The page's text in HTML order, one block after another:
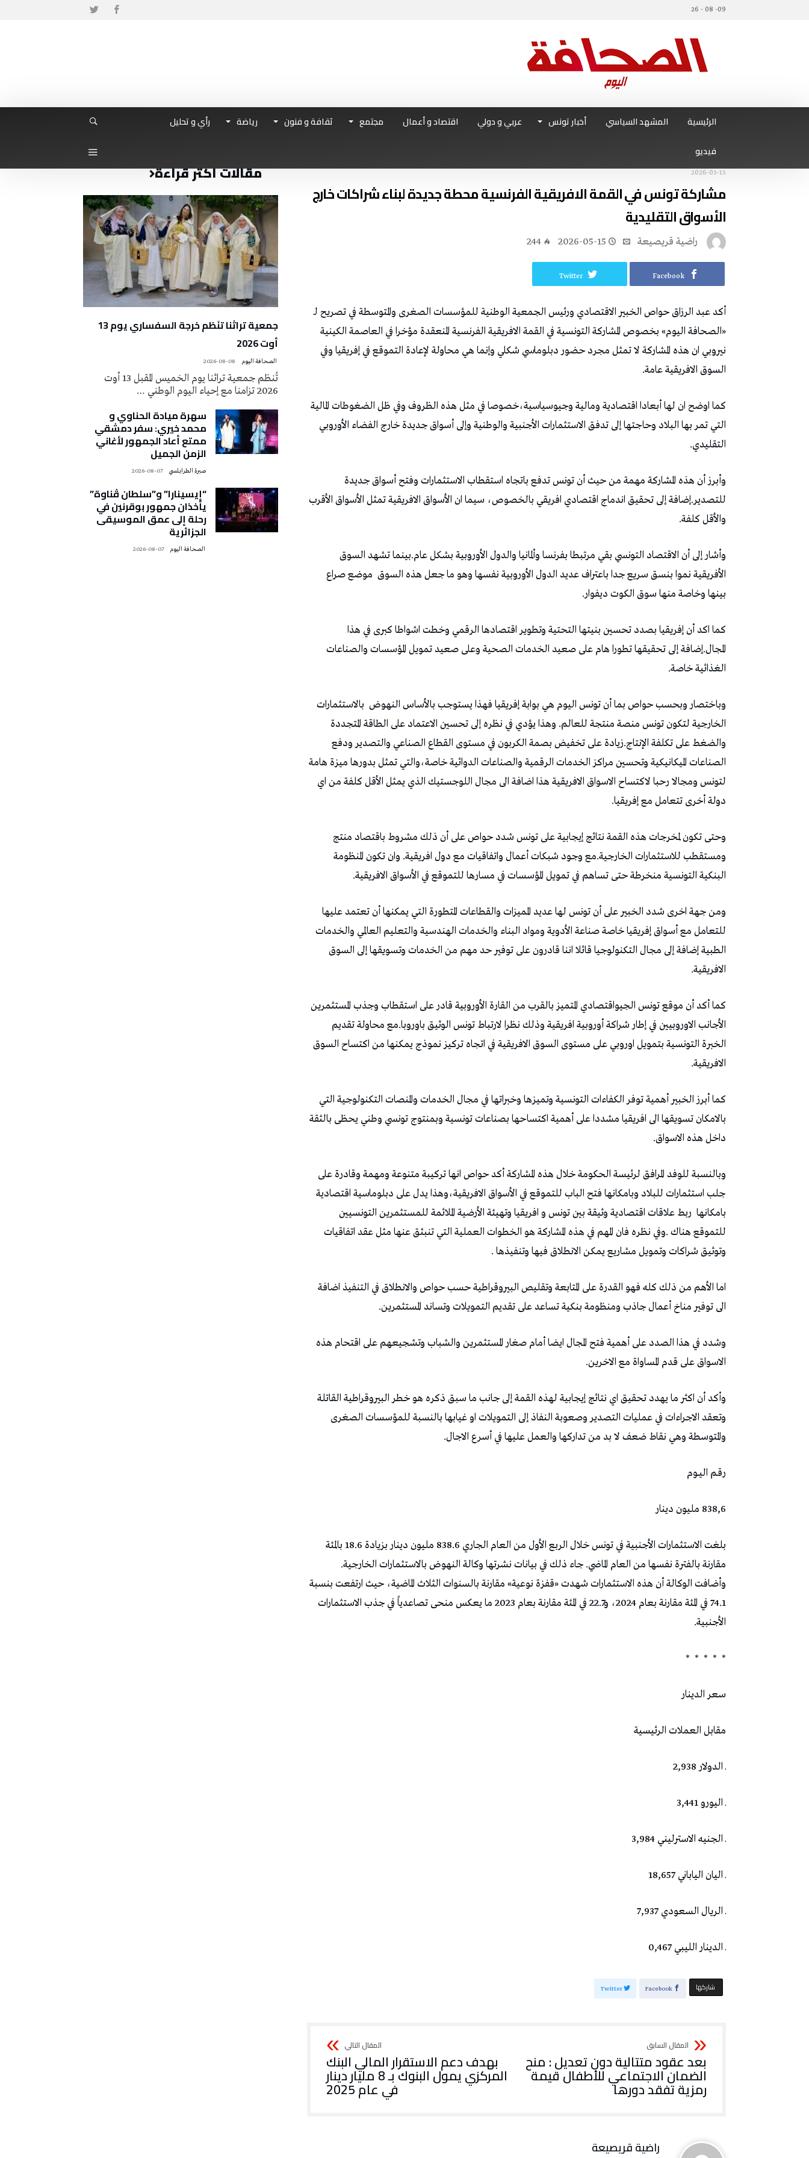
09- 08 - 26
الرئيسية المشهد السياسي أخبار تونس عربي و دولي اقتصاد و أعمال مجتمع ثقافة و فنون رياضة
رأي و تحليل
فيديو
2026-05-15
مشاركة تونس في القمة الافريقية الفرنسية محطة جديدة لبناء شراكات خارج
الأسواق التقليدية
راضية قريصيعة 2026-05-15
244
Facebook
Twitter
أكد عبد الرزاق حواص الخبير الاقتصادي ورئيس الجمعية الوطنية للمؤسسات الصغرى والمتوسطة في تصريح لـ
«الصحافة اليوم» بخصوص المشاركة التونسية في القمة الافريقية الفرنسية المنعقدة مؤخرا في العاصمة الكينية
نيروبي ان هذه المشاركة لا تمثل مجرد حضور دبلوماسي شكلي وإنما هي محاولة لإعادة التموقع في إفريقيا وفي
السوق الافريقية عامة.
كما اوضح ان لها أبعادا اقتصادية ومالية وجيوسياسية،خصوصا في مثل هذه الظروف وفي ظل الضغوطات المالية
التي تمر بها البلاد وحاجتها إلى تدفق الاستثمارات الأجنبية والوطنية وإلى أسواق جديدة خارج الفضاء الأوروبي
التقليدي.
وأبرز أن هذه المشاركة مهمة من حيث أن تونس تدفع باتجاه استقطاب الاستثمارات وفتح أسواق جديدة
للتصدير.إضافة إلى تحقيق اندماج اقتصادي افريقي بالخصوص، سيما ان الأسواق الافريقية تمثل الأسواق الأقرب
والأقل كلفة.
وأشار إلى أن الاقتصاد التونسي بقي مرتبطا بفرنسا وألمانيا والدول الأوروبية بشكل عام.بينما تشهد السوق
الأفريقية نموا بنسق سريع جدا باعتراف عديد الدول الأوروبية نفسها وهو ما جعل هذه السوق موضع صراع
بينها وخاصة منها سوق الكوت ديفوار.
كما اكد أن إفريقيا بصدد تحسين بنيتها التحتية وتطوير اقتصادها الرقمي وخطت اشواطا كبرى في هذا
المجال.إضافة إلى تحقيقها تطورا هام على صعيد الخدمات الصحية وعلى صعيد تمويل المؤسسات والصناعات
الغذائية خاصة.
وباختصار وبحسب حواص بما أن تونس اليوم هي بوابة إفريقيا فهذا يستوجب بالأساس النهوض بالاستثمارات
الخارجية لتكون تونس منصة منتجة للعالم. وهذا يؤدي في نظره إلى تحسين الاعتماد على الطاقة المتجددة
والضغط على تكلفة الإنتاج.زيادة على تخفيض بصمة الكربون في مستوى القطاع الصناعي والتصدير ودفع
الصناعات الميكانيكية وتحسين مراكز الخدمات الرقمية والصناعات الدوائية خاصة،والتي تمثل بدورها ميزة هامة
لتونس ومجالا رحبا لاكتساح الاسواق الافريقية هذا اضافة الى مجال اللوجستيك الذي يمثل الأقل كلفة من اي
دولة أخرى تتعامل مع إفريقيا.
وحتى تكون لمخرجات هذه القمة نتائج إيجابية على تونس شدد حواص على أن ذلك مشروط باقتصاد منتج
ومستقطب للاستثمارات الخارجية.مع وجود شبكات أعمال واتفاقيات مع دول افريقية. وان تكون المنظومة
البنكية التونسية منخرطة حتى تساهم في تمويل المؤسسات في مسارها للتموقع في الأسواق الافريقية.
ومن جهة اخرى شدد الخبير على أن تونس لها عديد المميزات والقطاعات المتطورة التي يمكنها أن تعتمد عليها
للتعامل مع أسواق إفريقيا خاصة صناعة الأدوية ومواد البناء والخدمات الهندسية والتعليم العالمي والخدمات
الطبية إضافة إلى مجال التكنولوجيا قائلا اننا قادرون على توفير حد مهم من الخدمات وتسويقها إلى السوق
الافريقية.
كما أكد أن موقع تونس الجيواقتصادي المتميز بالقرب من القارة الأوروبية قادر على استقطاب وجذب المستثمرين
الأجانب الاوروبيين في إطار شراكة أوروبية افريقية وذلك نظرا لارتباط تونس الوثيق باوروبا.مع محاولة تقديم
الخبرة التونسية بتمويل اوروبي على مستوى السوق الافريقية في اتجاه تركيز نموذج يمكنها من اكتساح السوق
الافريقية.
كما أبرز الخبير أهمية توفر الكفاءات التونسية وتميزها وخبراتها في مجال الخدمات والمنصات التكنولوجية التي
بالامكان تسويقها الى افريقيا مشددا على أهمية اكتساحها بصناعات تونسية وبمنتوج تونسي وطني يحظى بالثقة
داخل هذه الاسواق.
وبالنسبة للوفد المرافق لرئيسة الحكومة خلال هذه المشاركة أكد حواص انها تركيبة متنوعة ومهمة وقادرة على
جلب استثمارات للبلاد وبامكانها فتح الباب للتموقع في الأسواق الافريقية،وهذا يدل على دبلوماسية اقتصادية
بامكانها ربط علاقات اقتصادية وثيقة بين تونس و افريقيا وتهيئة الأرضية الملائمة للمستثمرين التونسيين
للتموقع هناك .وفي نظره فان المهم في هذه المشاركة هو الخطوات العملية التي تنبثق عنها مثل عقد اتفاقيات
وتوثيق شراكات وتمويل مشاريع يمكن الانطلاق فيها وتنفيذها .
اما الأهم من ذلك كله فهو القدرة على المتابعة وتقليص البيروقراطية حسب حواص والانطلاق في التنفيذ اضافة
الى توفير مناخ أعمال جاذب ومنظومة بنكية تساعد على تقديم التمويلات وتساند المستثمرين.
وشدد في هذا الصدد على أهمية فتح المجال ايضا أمام صغار المستثمرين والشباب وتشجيعهم على اقتحام هذه
الاسواق على قدم المساواة مع الاخرين.
وأكد أن اكثر ما يهدد تحقيق اي نتائج إيجابية لهذه القمة إلى جانب ما سبق ذكره هو خطر البيروقراطية القاتلة
وتعقد الاجراءات في عمليات التصدير وصعوبة النفاذ إلى التمويلات او غيابها بالنسبة للمؤسسات الصغرى
والمتوسطة وهي نقاط ضعف لا بد من تداركها والعمل عليها في أسرع الاجال.
رقـم‭ ‬اليــوم
838,6 مليون دينار
بلغت الاستثمارات الأجنبية في تونس خلال الربع الأول من العام الجاري 838.6 مليون دينار بزيادة 18.6 بالمئة
مقارنة بالفترة نفسها من العام الماضي. جاء ذلك في بيانات نشرتها وكالة النهوض بالاستثمارات الخارجية.
وأضافت الوكالة أن هذه الاستثمارات شهدت «قفزة نوعية» مقارنة بالسنوات الثلاث الماضية، حيث ارتفعت بنسبة
74.1 في المئة مقارنة بعام 2024، و22.7 في المئة مقارنة بعام 2023 ما يعكس منحى تصاعدياً في جذب الاستثمارات
الأجنبية.
*
*
*
*
*
سعر الدينار
مقابل العملات الرئيسية
ـ الدولار 2,938
ـ اليورو 3,441
ـ الجنيه الاسترليني 3,984
ـ اليان الياباني 18,657
ـ الريال السعودي 7,937
ـ الدينار الليبي 0,467
‫‫ شاركها‬ Facebook
Twitter
بعد عقود متتالية دون تعديل : منح
الضمان الاجتماعي للأطفال قيمة
رمزية تفقد دورها
بهدف دعم الاستقرار المالي البنك
المركزي يمول البنوك بـ 8 مليار دينار
في عام 2025
راضية قريصيعة
مقالات أكثر قراءة
جمعية تراثنا تنَظم خرجة السفساري يوم 13
أوت 2026
2026-08-08
تُنظم جمعية تراثنا يوم الخميس المقبل 13 أوت
2026 تزامنا مع إحياء اليوم الوطني …
سهرة ميادة الحناوي و
محمد خيري: سفر دمشقي
ممتع أعاد الجمهور لأغاني
الزمن الجميل
صبرة الطرابلسي 2026-08-07
“إيسينارا” و”سلطان ڤناوة”
يأخذان جمهور بوقرنين في
رحلة إلى عمق الموسيقى
الجزائرية
2026-08-07